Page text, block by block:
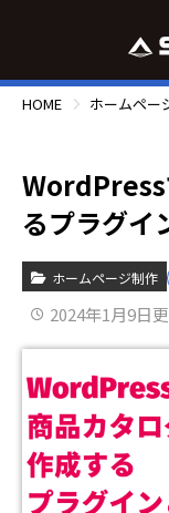
HOME ホームペー
WordPress
るプラグイ
ホームページ制作
2024年1月9日